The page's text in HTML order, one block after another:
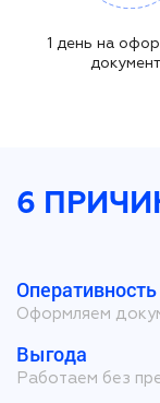
1 день на
6
Оперативность
Оформляем
Выгода
Работаем без